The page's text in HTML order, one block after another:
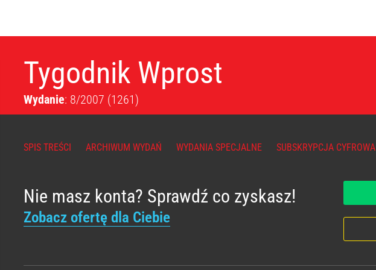
Tygodnik Wprost
Wydanie: 8/2007 (1261)
SPIS TREŚCI ARCHIWUM WYDAŃ WYDANIA SPECJALNE SUBSKRYPCJA CYFROWA
Nie masz konta? Sprawdź co zyskasz!
Zobacz ofertę dla Ciebie